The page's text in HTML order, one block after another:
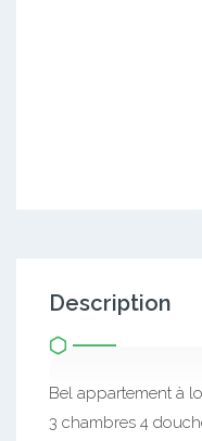
Description
Bel appartement à
3 chambres 4